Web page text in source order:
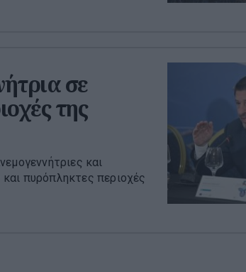
σε
της
και
πυρόπληκτες περιοχές